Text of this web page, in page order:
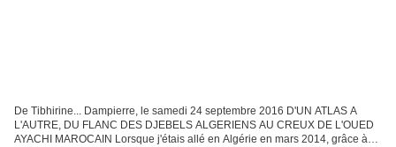
De Tibhirine... Dampierre, le samedi 24 septembre 2016 D'UN ATLAS A
L'AUTRE, DU FLANC DES DJEBELS ALGERIENS AU CREUX DE L'OUED
AYACHI MAROCAIN Lorsque j'étais allé en Algérie en mars 2014, grâce à